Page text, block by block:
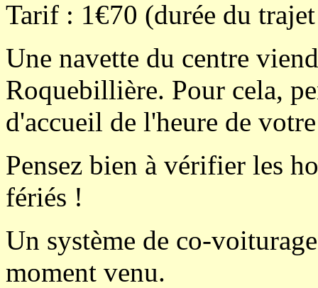
Tarif : 1€70 (durée du
Une navette du centre
Roquebillière. Pour cela,
d'accueil de l'heure de
Pensez bien à vérifier les
fériés !
Un système de co-
moment venu.